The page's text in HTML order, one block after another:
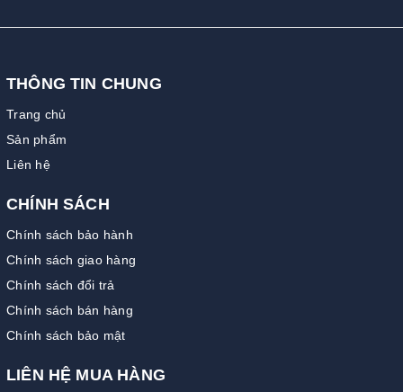
THÔNG TIN CHUNG
Trang chủ
Sản phẩm
Liên hệ
CHÍNH SÁCH
Chính sách bảo hành
Chính sách giao hàng
Chính sách đổi trả
Chính sách bán hàng
Chính sách bảo mật
LIÊN HỆ MUA HÀNG